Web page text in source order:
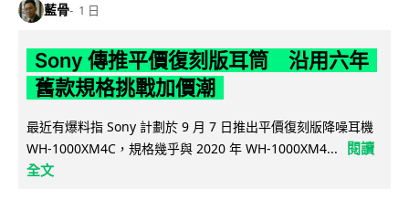
藍骨 1 日
Sony 傳推平價復刻版耳筒 沿用六年
舊款規格挑戰加價潮
最近有爆料指 Sony 計劃於 9 月 7 日推出平價復刻版降噪耳機
WH-1000XM4C，規格幾乎與 2020 年 WH-1000XM4...
閱讀
全文